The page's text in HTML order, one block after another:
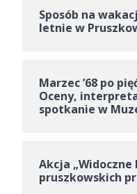
Sposób na
letnie w
Marzec ’68 po
Oceny,
spotkanie w
Akcja „Widoczne
pruszkowskich